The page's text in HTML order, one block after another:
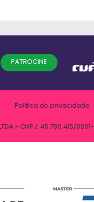
PATROCINE
Politica de privacidade
- CNPJ: 45.790.415/